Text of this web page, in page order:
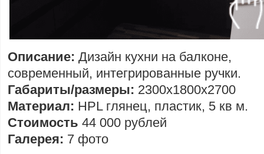
Описание: Дизайн кухни на балконе,
современный, интегрированные ручки.
Габариты/размеры: 2300х1800х2700
Материал: HPL глянец, пластик, 5 кв м.
Стоимость 44 000 рублей
Галерея: 7 фото